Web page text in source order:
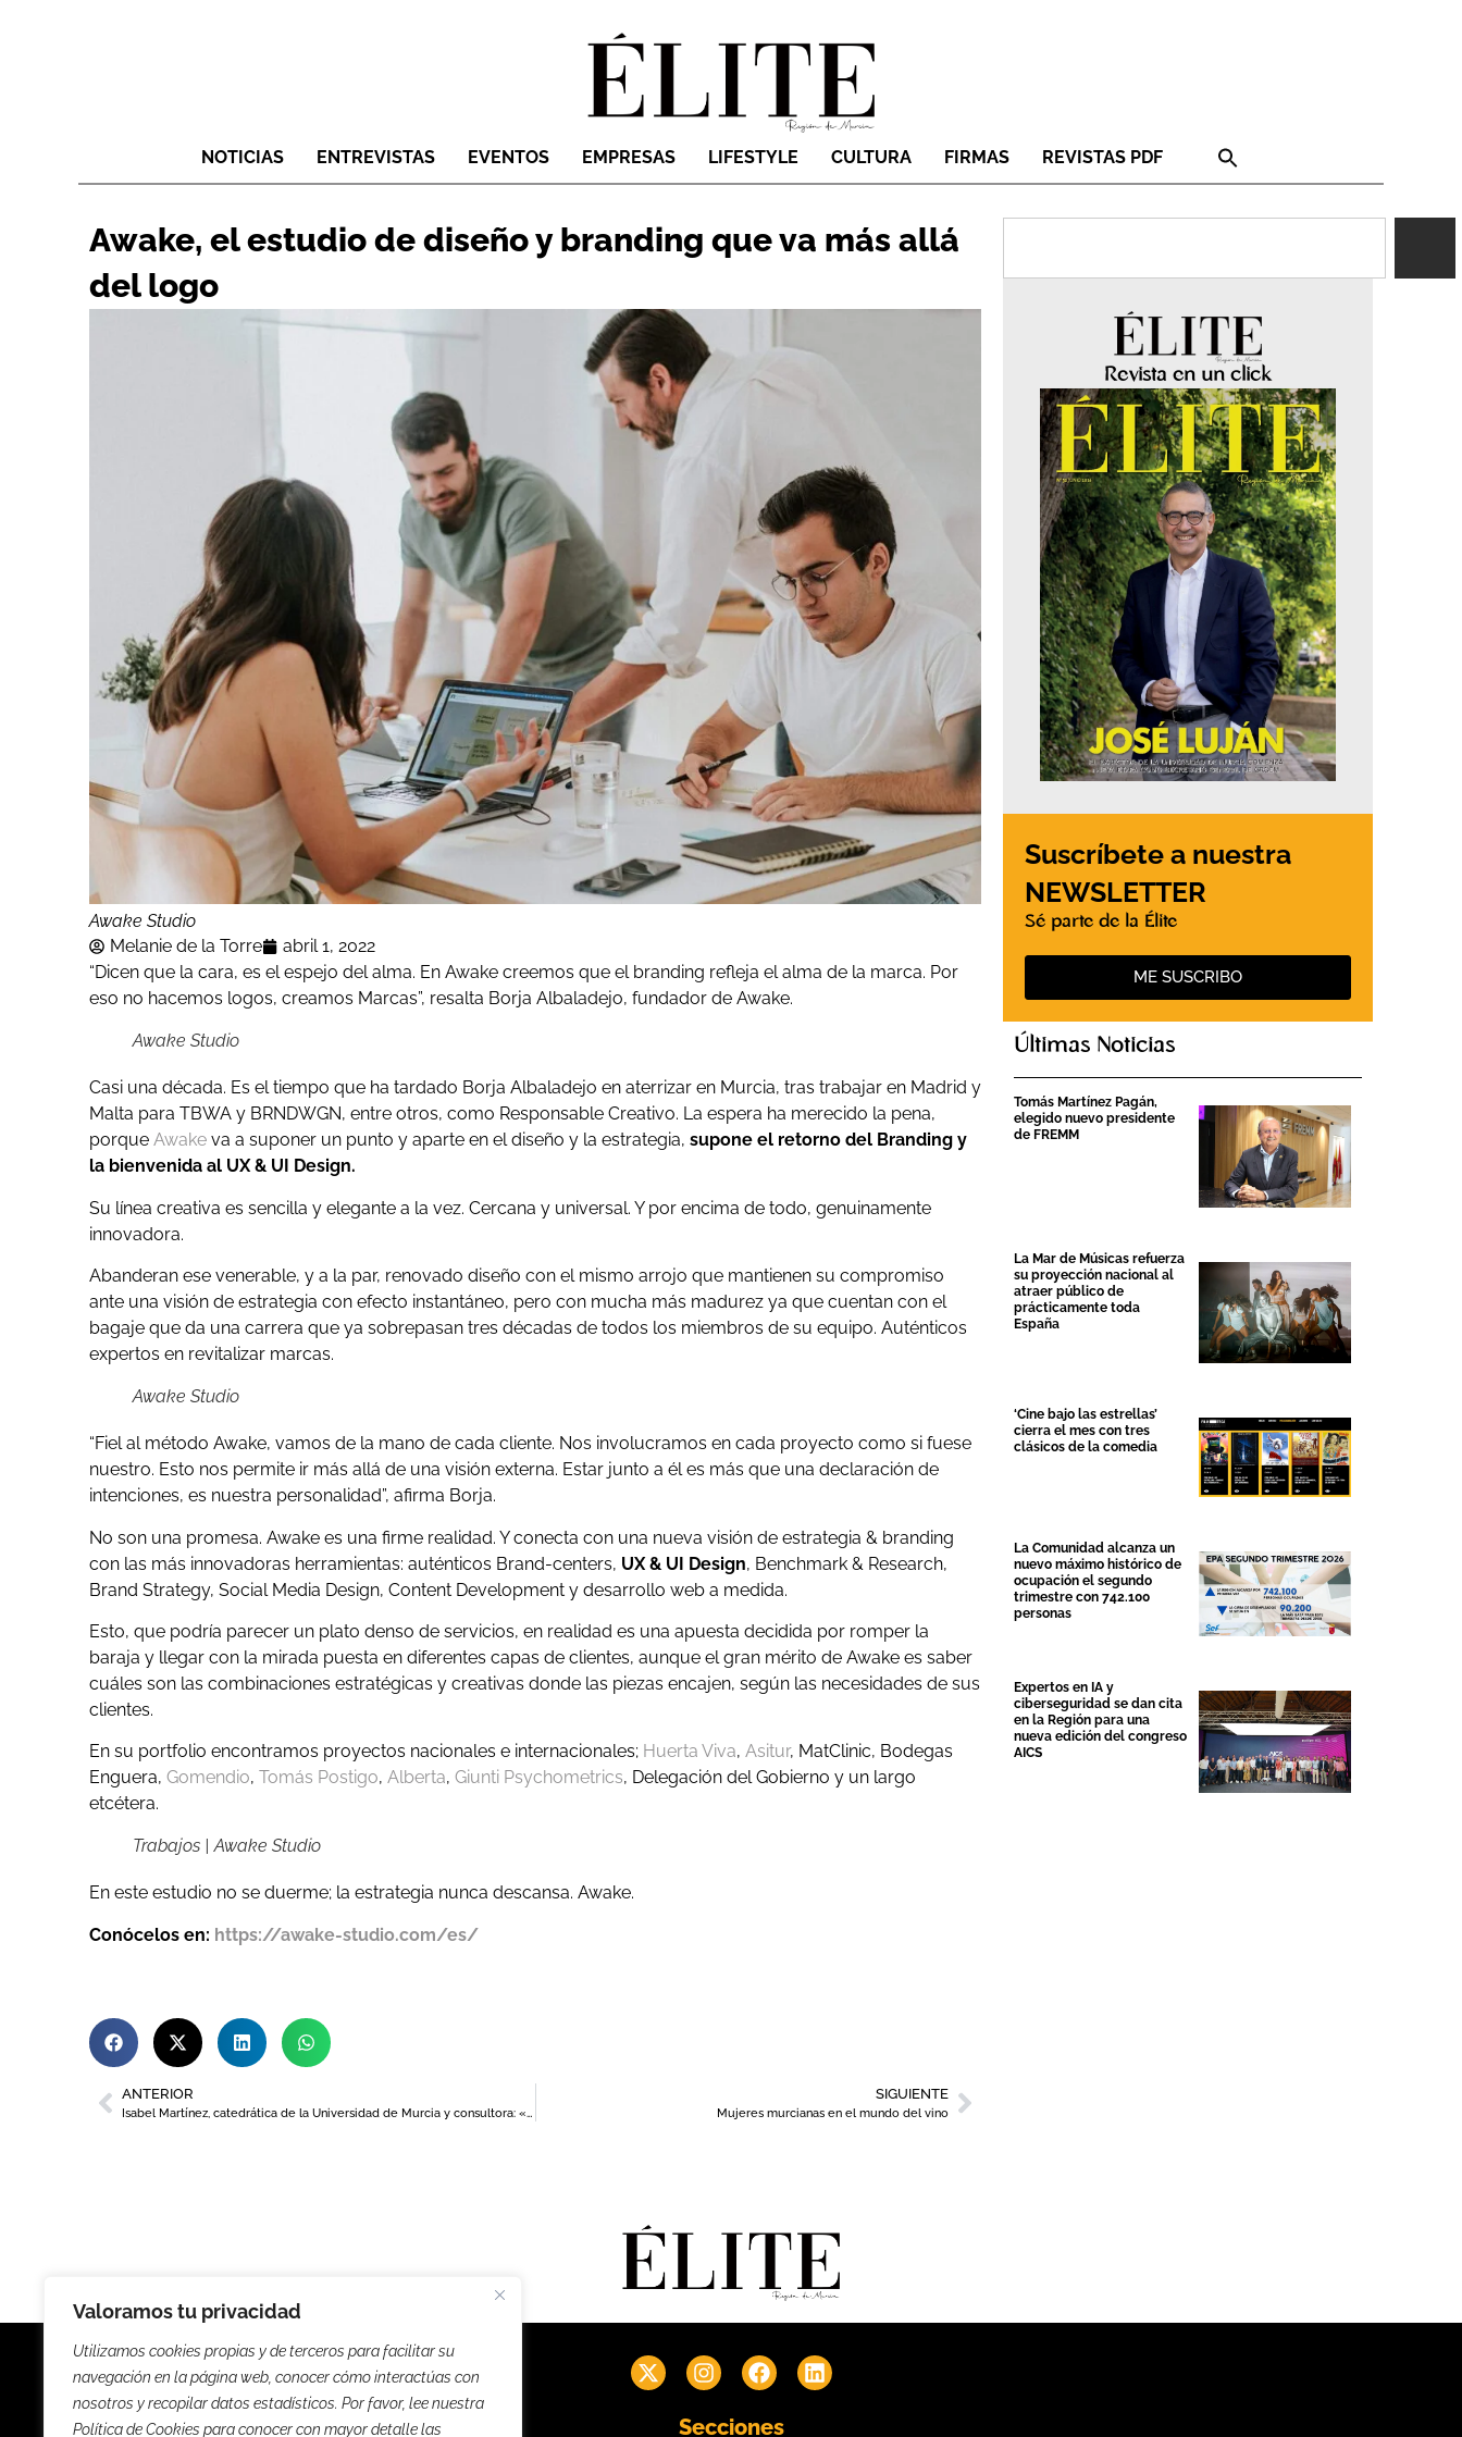
Valoramos tu privacidad
Utilizamos cookies propias y de terceros para facilitar su
navegación en la página web, conocer cómo interactúas con
nosotros y recopilar datos estadísticos. Por favor, lee nuestra
Política de Cookies para conocer con mayor detalle las
NOTICIAS ENTREVISTAS EVENTOS EMPRESAS LIFESTYLE CULTURA FIRMAS REVISTAS PDF
Awake, el estudio de diseño y branding que va más allá
del logo
Awake Studio
Melanie de la Torre
abril 1, 2022
“Dicen que la cara, es el espejo del alma. En Awake creemos que el branding refleja el alma de la marca. Por
eso no hacemos logos, creamos Marcas”, resalta Borja Albaladejo, fundador de Awake.
Awake Studio
Casi una década. Es el tiempo que ha tardado Borja Albaladejo en aterrizar en Murcia, tras trabajar en Madrid y
Malta para TBWA y BRNDWGN, entre otros, como Responsable Creativo. La espera ha merecido la pena,
porque Awake va a suponer un punto y aparte en el diseño y la estrategia, supone el retorno del Branding y
la bienvenida al UX & UI Design.
Su línea creativa es sencilla y elegante a la vez. Cercana y universal. Y por encima de todo, genuinamente
innovadora.
Abanderan ese venerable, y a la par, renovado diseño con el mismo arrojo que mantienen su compromiso
ante una visión de estrategia con efecto instantáneo, pero con mucha más madurez ya que cuentan con el
bagaje que da una carrera que ya sobrepasan tres décadas de todos los miembros de su equipo. Auténticos
expertos en revitalizar marcas.
Awake Studio
“Fiel al método Awake, vamos de la mano de cada cliente. Nos involucramos en cada proyecto como si fuese
nuestro. Esto nos permite ir más allá de una visión externa. Estar junto a él es más que una declaración de
intenciones, es nuestra personalidad”, afirma Borja.
No son una promesa. Awake es una firme realidad. Y conecta con una nueva visión de estrategia & branding
con las más innovadoras herramientas: auténticos Brand-centers, UX & UI Design, Benchmark & Research,
Brand Strategy, Social Media Design, Content Development y desarrollo web a medida.
Esto, que podría parecer un plato denso de servicios, en realidad es una apuesta decidida por romper la
baraja y llegar con la mirada puesta en diferentes capas de clientes, aunque el gran mérito de Awake es saber
cuáles son las combinaciones estratégicas y creativas donde las piezas encajen, según las necesidades de sus
clientes.
En su portfolio encontramos proyectos nacionales e internacionales; Huerta Viva, Asitur, MatClinic, Bodegas
Enguera, Gomendio, Tomás Postigo, Alberta, Giunti Psychometrics, Delegación del Gobierno y un largo
etcétera.
Trabajos | Awake Studio
En este estudio no se duerme; la estrategia nunca descansa. Awake.
Conócelos en: https://awake-studio.com/es/
ANTERIOR
Isabel Martínez, catedrática de la Universidad de Murcia y consultora: «La mesa familiar fue el mejor máster de empresa»
SIGUIENTE
Mujeres murcianas en el mundo del vino
Revista en un click
Suscríbete a nuestra
NEWSLETTER
Sé parte de la Élite
ME SUSCRIBO
Últimas Noticias
Tomás Martínez Pagán,
elegido nuevo presidente
de FREMM
La Mar de Músicas refuerza
su proyección nacional al
atraer público de
prácticamente toda
España
‘Cine bajo las estrellas’
cierra el mes con tres
clásicos de la comedia
La Comunidad alcanza un
nuevo máximo histórico de
ocupación el segundo
trimestre con 742.100
personas
Expertos en IA y
ciberseguridad se dan cita
en la Región para una
nueva edición del congreso
AICS
Secciones